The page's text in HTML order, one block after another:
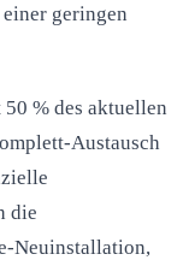
geringen
% des aktuellen
Austausch
die
Neuinstallation,